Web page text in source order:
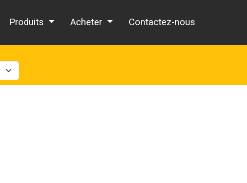
Produits Acheter Contactez-nous